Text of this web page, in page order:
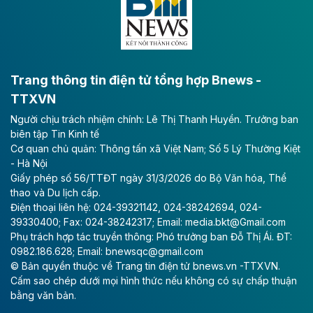
Long Thành
Tổng công ty Cảng hàng không Việt Nam - CTCP
(ACV) vừa lập kỷ lục mới về lợi nhuận trong quý
II/2026.
Theo baodautu.vn
Vinaconex lập đỉnh doanh thu
Tổng CTCP Xuất nhập khẩu và Xây dựng Việt Nam
(Vinaconex) đã khép lại nửa đầu năm với doanh thu
thuần gần 7.268 tỷ đồng, tăng 4% so với cùng kỳ và
cũng là mức cao nhất lịch sử hoạt động của doanh
nghiệp.
Trang thông tin điện tử tổng hợp Bnews -
TTXVN
Người chịu trách nhiệm chính: Lê Thị Thanh Huyền. Trưởng ban
biên tập Tin Kinh tế
Cơ quan chủ quản: Thông tấn xã Việt Nam; Số 5 Lý Thường Kiệt
- Hà Nội
Giấy phép số 56/TTĐT ngày 31/3/2026 do Bộ Văn hóa, Thể
thao và Du lịch cấp.
Điện thoại liên hệ: 024-39321142, 024-38242694, 024-
39330400; Fax: 024-38242317; Email: media.bkt@Gmail.com
Phụ trách hợp tác truyền thông: Phó trưởng ban Đỗ Thị Ái. ĐT:
0982.186.628; Email: bnewsqc@gmail.com
© Bản quyền thuộc về Trang tin điện tử bnews.vn -TTXVN.
Cấm sao chép dưới mọi hình thức nếu không có sự chấp thuận
bằng văn bản.